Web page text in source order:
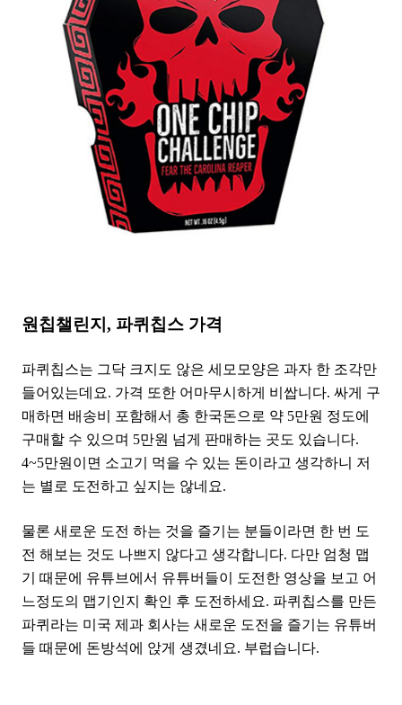
원칩챌린지, 파퀴칩스 가격
파퀴칩스는 그닥 크지도 않은 세모모양은 과자 한 조각만
들어있는데요. 가격 또한 어마무시하게 비쌉니다. 싸게 구
매하면 배송비 포함해서 총 한국돈으로 약 5만원 정도에
구매할 수 있으며 5만원 넘게 판매하는 곳도 있습니다.
4~5만원이면 소고기 먹을 수 있는 돈이라고 생각하니 저
는 별로 도전하고 싶지는 않네요.
물론 새로운 도전 하는 것을 즐기는 분들이라면 한 번 도
전 해보는 것도 나쁘지 않다고 생각합니다. 다만 엄청 맵
기 때문에 유튜브에서 유튜버들이 도전한 영상을 보고 어
느정도의 맵기인지 확인 후 도전하세요. 파퀴칩스를 만든
파퀴라는 미국 제과 회사는 새로운 도전을 즐기는 유튜버
들 때문에 돈방석에 앉게 생겼네요. 부럽습니다.